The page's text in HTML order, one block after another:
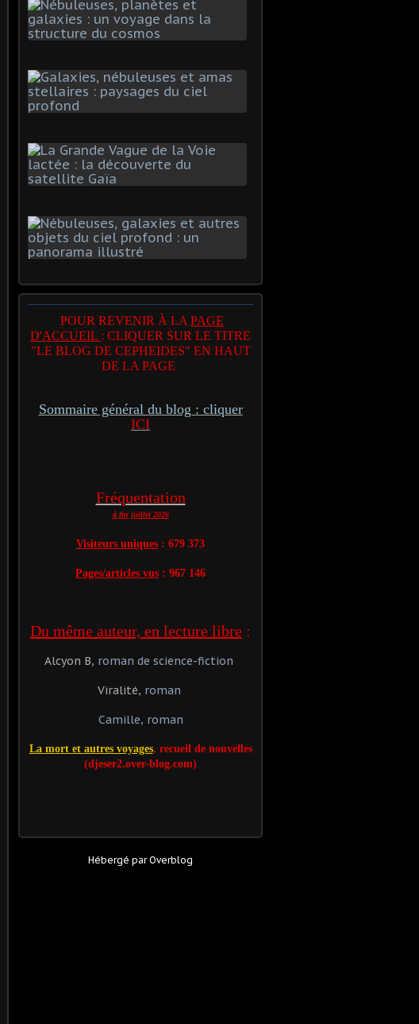
POUR REVENIR À LA PAGE
D'ACCUEIL : CLIQUER SUR LE TITRE
"LE BLOG DE CEPHEIDES" EN HAUT
DE LA PAGE
Sommaire général du blog : cliquer
ICI
Fréquentation
à fin juillet 2026
Visiteurs uniques : 679 373
Pages/articles vus : 967 146
Du même auteur, en lecture libre :
Alcyon B, roman de science-fiction
Viralité, roman
Camille, roman
La mort et autres voyages, recueil de nouvelles
(djeser2.over-blog.com)
Hébergé parOverblog